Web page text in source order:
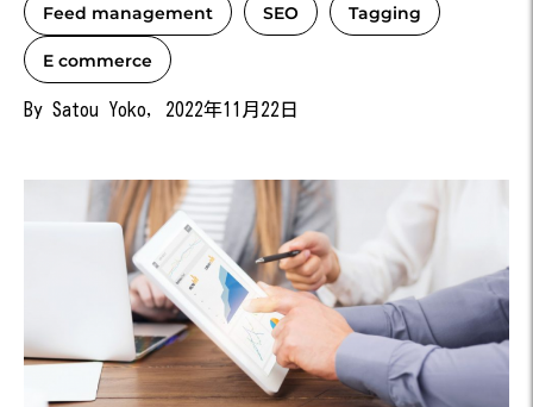
Feed management SEO Tagging
E commerce
By Satou Yoko, 2022年11月22日